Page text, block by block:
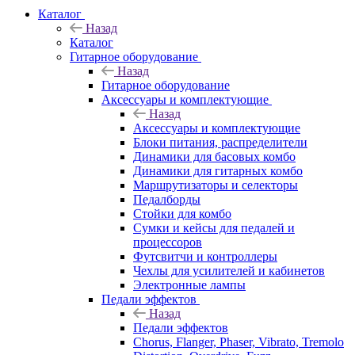
Каталог
Назад
Каталог
Гитарное оборудование
Назад
Гитарное оборудование
Аксессуары и комплектующие
Назад
Аксессуары и комплектующие
Блоки питания, распределители
Динамики для басовых комбо
Динамики для гитарных комбо
Маршрутизаторы и селекторы
Педалборды
Стойки для комбо
Сумки и кейсы для педалей и
процессоров
Футсвитчи и контроллеры
Чехлы для усилителей и кабинетов
Электронные лампы
Педали эффектов
Назад
Педали эффектов
Chorus, Flanger, Phaser, Vibrato, Tremolo